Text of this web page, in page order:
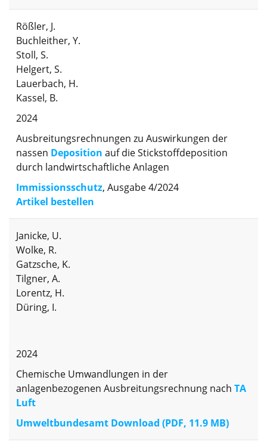
Rößler, J.
Buchleither, Y.
Stoll, S.
Helgert, S.
Lauerbach, H.
Kassel, B.
2024
Ausbreitungsrechnungen zu Auswirkungen der
nassen Deposition auf die Stickstoffdeposition
durch landwirtschaftliche Anlagen
Immissionsschutz, Ausgabe 4/2024
Artikel bestellen
Janicke, U.
Wolke, R.
Gatzsche, K.
Tilgner, A.
Lorentz, H.
Düring, I.
2024
Chemische Umwandlungen in der
anlagenbezogenen Ausbreitungsrechnung nach TA
Luft
Umweltbundesamt Download (PDF, 11.9 MB)